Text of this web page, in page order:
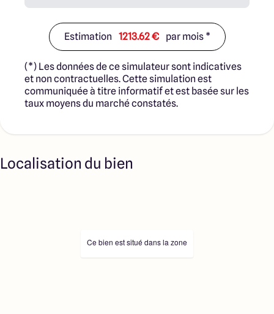
Estimation 1213.62 € par mois *
(*) Les données de ce simulateur sont indicatives
et non contractuelles. Cette simulation est
communiquée à titre informatif et est basée sur les
taux moyens du marché constatés.
Localisation du bien
Ce bien est situé dans la zone